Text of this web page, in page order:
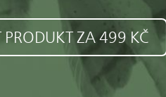
PRODUKT ZA 499 KČ